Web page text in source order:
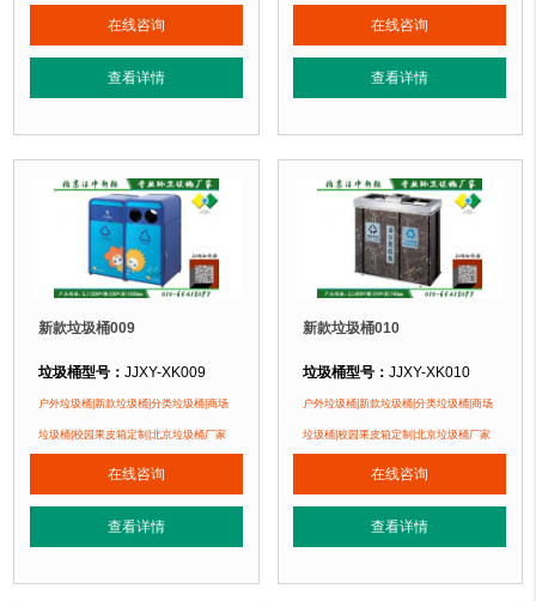
垃圾桶特点：1、全桶采用镀锌板，塑粉喷塑工艺使
正在使用该垃圾桶的部分客户：
在线咨询
查看详情
垃圾桶特点：1、全桶采用
正在使用该垃圾桶的部分客户：
在线咨询
查看详情
新款垃圾桶009
垃圾桶型号：JJXY-XK009
垃圾桶规格：长1200mm 宽530mm 高1030mm
垃圾桶材质：钢板喷塑
垃圾桶特点：1、全桶采用镀锌板，塑粉喷塑工艺使
正在使用该垃圾桶的部分客户：
户外垃圾桶|新款垃圾桶|分类垃圾桶|商场
垃圾桶|校园果皮箱定制|北京垃圾桶厂家
在线咨询
查看详情
新款垃圾桶010
垃圾桶型号： JJXY-XK010
垃圾桶规格：长695mm 宽310mm
垃圾桶材质：不锈钢仿大理石
垃圾桶特点：1、全桶采用
正在使用该垃圾桶的部分客户：
户外垃圾桶|新款垃圾桶|分类垃圾桶|商场
垃圾桶|校园果皮箱定制|北京垃圾桶厂家
在线咨询
查看详情